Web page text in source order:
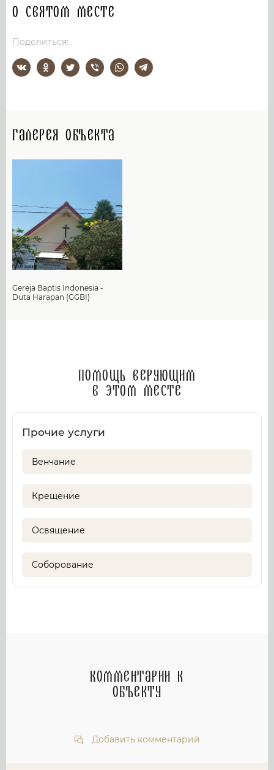
О святом месте
Поделиться:
Галерея объекта
Gereja Baptis Indonesia -
Duta Harapan (GGBI)
Помощь верующим
в этом месте
Прочие услуги
Венчание
Крещение
Освящение
Соборование
Комментарии к
объекту
Добавить комментарий